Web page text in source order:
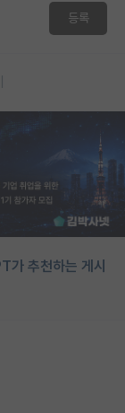
등록
가 추천하는 게시